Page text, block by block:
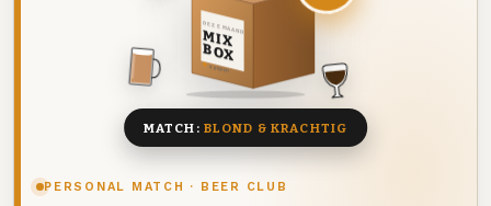
PERSONAL MATCH · BEER CLUB
DEZE MAAND
MIX
BOX
8 BIEREN
MATCH: BLOND & KRACHTIG